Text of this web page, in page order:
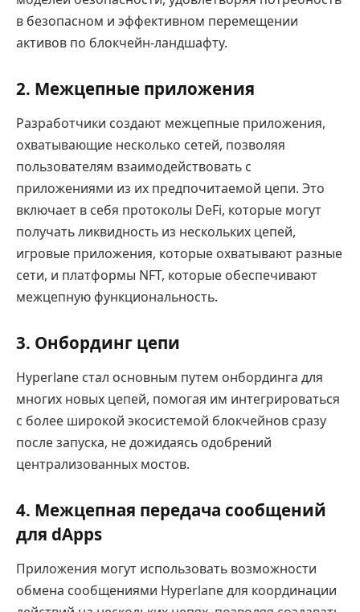
в безопасном и эффективном перемещении
активов по блокчейн-ландшафту.
2. Межцепные приложения
Разработчики создают межцепные приложения,
охватывающие несколько сетей, позволяя
пользователям взаимодействовать с
приложениями из их предпочитаемой цепи. Это
включает в себя протоколы DeFi, которые могут
получать ликвидность из нескольких цепей,
игровые приложения, которые охватывают разные
сети, и платформы NFT, которые обеспечивают
межцепную функциональность.
3. Онбординг цепи
Hyperlane стал основным путем онбординга для
многих новых цепей, помогая им интегрироваться
с более широкой экосистемой блокчейнов сразу
после запуска, не дожидаясь одобрений
централизованных мостов.
4. Межцепная передача сообщений
для dApps
Приложения могут использовать возможности
обмена сообщениями Hyperlane для координации